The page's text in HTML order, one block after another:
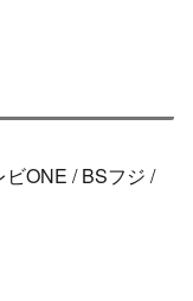
ONE / BSフジ /